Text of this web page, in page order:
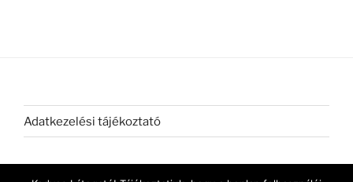
Adatkezelési tájékoztató